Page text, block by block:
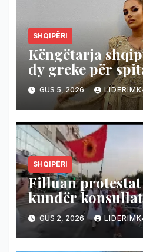
SHQIPËRI
Këngëtarja
dy greke për
shanë
GUS 5, 2026
SHQIPËRI
Filluan protestat
kundër
Ende i kemi të
(Video)
GUS 2, 2026